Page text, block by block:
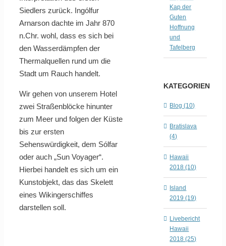
Siedlers zurück. Ingólfur
Arnarson dachte im Jahr 870
n.Chr. wohl, dass es sich bei
den Wasserdämpfen der
Thermalquellen rund um die
Stadt um Rauch handelt.
Wir gehen von unserem Hotel
zwei Straßenblöcke hinunter
zum Meer und folgen der Küste
bis zur ersten
Sehenswürdigkeit, dem Sólfar
oder auch „Sun Voyager“.
Hierbei handelt es sich um ein
Kunstobjekt, das das Skelett
eines Wikingerschiffes
darstellen soll.
Kap der
Guten
Hoffnung
und
Tafelberg
KATEGORIEN
Blog (10)
Bratislava
(4)
Hawaii
2018 (10)
Island
2019 (19)
Livebericht
Hawaii
2018 (25)